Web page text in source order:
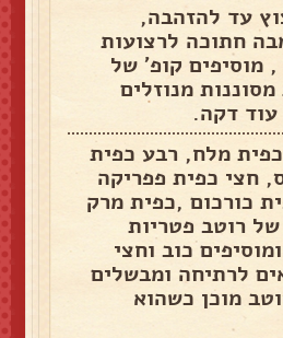
עד להזהבה,
חתוכה לרצועות
מוסיפים קופ' של
מנוזלים
עוד דקה.
מלח, רבע כפית
חצי כפית פפריקה
כורכום ,כפית מרק
רוטב פטריות
כוב וחצי
לרתיחה ומבשלים
הרוטב מוכן כשהוא